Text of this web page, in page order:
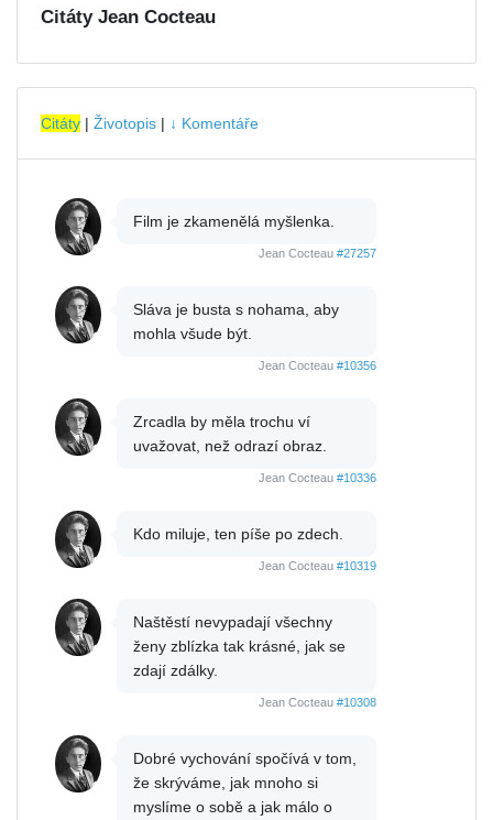
Citáty Jean Cocteau
Citáty | Životopis | ↓ Komentáře
Film je zkamenělá myšlenka.
Jean Cocteau #27257
Sláva je busta s nohama, aby
mohla všude být.
Jean Cocteau #10356
Zrcadla by měla trochu ví
uvažovat, než odrazí obraz.
Jean Cocteau #10336
Kdo miluje, ten píše po zdech.
Jean Cocteau #10319
Naštěstí nevypadají všechny
ženy zblízka tak krásné, jak se
zdají zdálky.
Jean Cocteau #10308
Dobré vychování spočívá v tom,
že skrýváme, jak mnoho si
myslíme o sobě a jak málo o